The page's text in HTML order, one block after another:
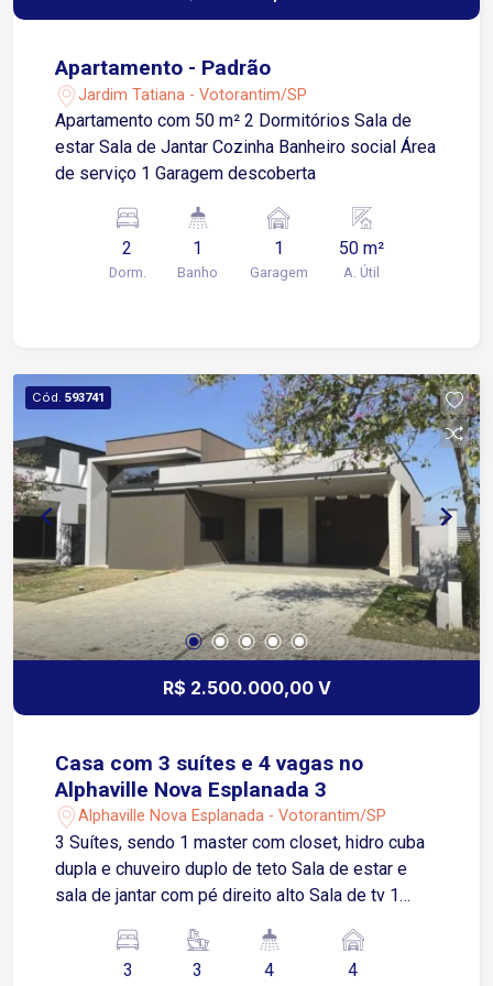
Apartamento - Padrão
Jardim Tatiana - Votorantim/SP
Apartamento com 50 m² 2 Dormitórios Sala de
estar Sala de Jantar Cozinha Banheiro social Área
de serviço 1 Garagem descoberta
2
Dorm.
1
Banho
1
Garagem
50 m²
A. Útil
Cód. 593741
R$ 2.500.000,00 V
Casa com 3 suítes e 4 vagas no
Alphaville Nova Esplanada 3
Alphaville Nova Esplanada - Votorantim/SP
3 Suítes, sendo 1 master com closet, hidro cuba
dupla e chuveiro duplo de teto Sala de estar e
sala de jantar com pé direito alto Sala de tv 1
Área de serviço Lavanderia Área gourmet com
churrasqueira e chopeira profissional (espaço
3 3 4 4